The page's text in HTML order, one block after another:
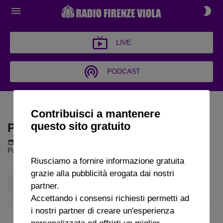
LIVE
PODCAST
PALLA AL CENTRO
PALLA AL CENTRO
Palla al Centro puntata del 28 05 2026
Contribuisci a mantenere
questo sito gratuito
Riusciamo a fornire informazione gratuita
grazie alla pubblicità erogata dai nostri
partner.
Accettando i consensi richiesti permetti ad
i nostri partner di creare un'esperienza